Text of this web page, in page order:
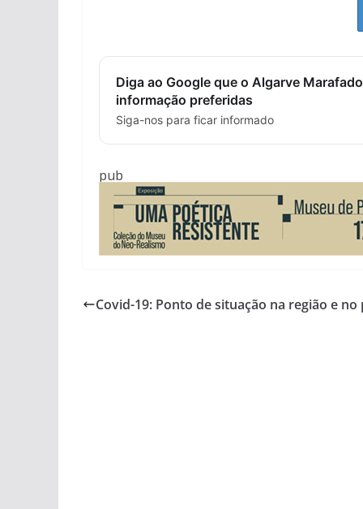
Diga ao Google que o Algarve
informação preferidas
Siga-nos para ficar informado
pub
Covid-19: Ponto de situação na região e no